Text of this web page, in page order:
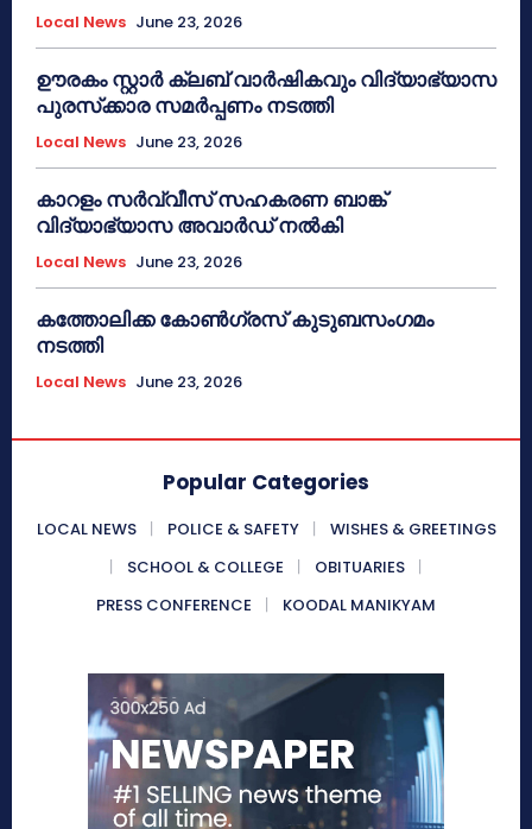
Local News June 23, 2026
ഊരകം സ്റ്റാർ ക്ലബ് വാർഷികവും വിദ്യാഭ്യാസ
പുരസ്‌ക്കാര സമർപ്പണം നടത്തി
Local News June 23, 2026
കാറളം സർവ്വീസ് സഹകരണ ബാങ്ക്
വിദ്യാഭ്യാസ അവാർഡ് നൽകി
Local News June 23, 2026
കത്തോലിക്ക കോൺഗ്രസ് കുടുബസംഗമം
നടത്തി
Local News June 23, 2026
Popular Categories
LOCAL NEWS POLICE & SAFETY
WISHES & GREETINGS
SCHOOL & COLLEGE
OBITUARIES
PRESS CONFERENCE
KOODAL MANIKYAM